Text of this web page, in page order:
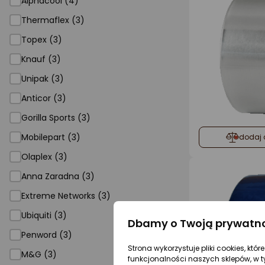
Thermaflex (3)
Topex (3)
Knauf (3)
Unipak (3)
Anticor (3)
Gorilla Sports (3)
Mobilepart (3)
Olaplex (3)
Anna Zaradna (3)
Extreme Networks (3)
Ubiquiti (3)
Penword (3)
M&G (3)
dodaj
Dbamy o Twoją
Strona wykorzystuje pliki cookies,
funkcjonalności naszych sklepów, w